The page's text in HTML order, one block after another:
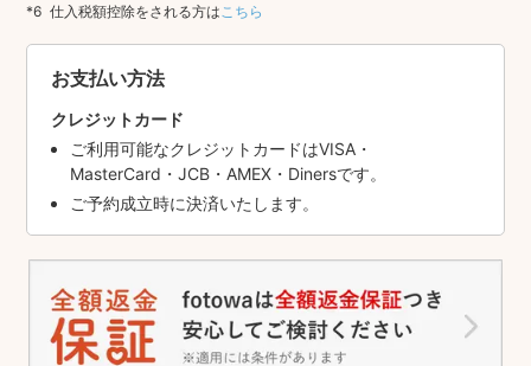
仕入税額控除をされる方は こちら
お支払い方法
クレジットカード
ご利用可能なクレジットカードはVISA・
MasterCard・JCB・AMEX・Dinersです。
ご予約成立時に決済いたします。